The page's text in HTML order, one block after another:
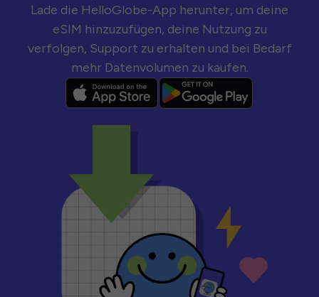
Lade die HelloGlobe-App herunter, um deine
eSIM hinzuzufügen, deine Nutzung zu
verfolgen, Support zu erhalten und bei Bedarf
mehr Datenvolumen zu kaufen.